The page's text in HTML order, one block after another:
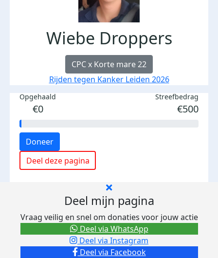
Wiebe Droppers
CPC x Korte mare 22
Rijden tegen Kanker Leiden 2026
Opgehaald
€0
Streefbedrag
€500
Doneer
Deel deze pagina
Deel mijn pagina
Vraag veilig en snel om donaties voor jouw actie
Deel via Facebook
Deel via Instagram
Deel via WhatsApp